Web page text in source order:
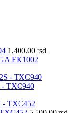
1,400.00 rsd
EK1002
TXC940